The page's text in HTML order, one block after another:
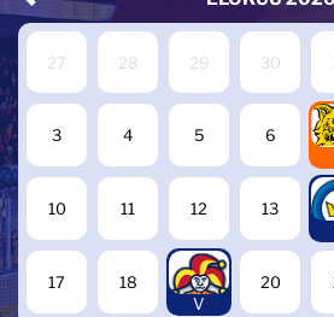
27 28 29 30
3 4 5 6
10 11 12 13
17 18
19
V
20